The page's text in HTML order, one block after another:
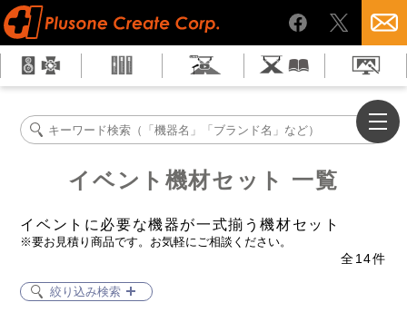
イベント機材セット 一覧
イベントに必要な機器が一式揃う機材セット
※要お見積り商品です。お気軽にご相談ください。
全14件
絞り込み検索